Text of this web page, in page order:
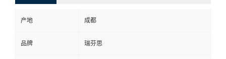
方
产地 成都
品牌 瑞芬思